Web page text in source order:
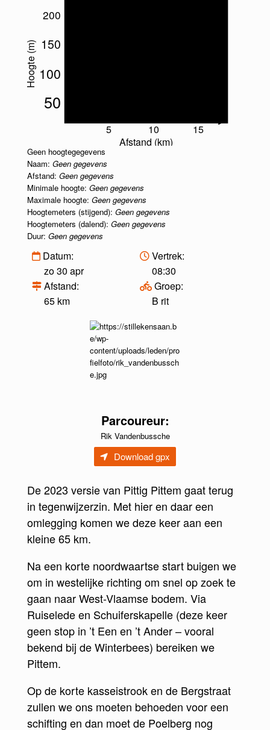
50
100
150
200
5 10
15
Afstand (km)
Hoogte (m)
Geen hoogtegegevens
Naam: Geen gegevens
Afstand: Geen gegevens
Minimale hoogte: Geen gegevens
Maximale hoogte: Geen gegevens
Hoogtemeters (stijgend): Geen gegevens
Hoogtemeters (dalend): Geen gegevens
Duur: Geen gegevens
Datum:
zo 30 apr
Vertrek:
08:30
Afstand:
65 km
Groep:
B rit
Parcoureur:
Rik Vandenbussche
Download gpx
De 2023 versie van Pittig Pittem gaat terug
in tegenwijzerzin. Met hier en daar een
omlegging komen we deze keer aan een
kleine 65 km.
Na een korte noordwaartse start buigen we
om in westelijke richting om snel op zoek te
gaan naar West-Vlaamse bodem. Via
Ruiselede en Schuiferskapelle (deze keer
geen stop in ’t Een en ’t Ander – vooral
bekend bij de Winterbees) bereiken we
Pittem.
Op de korte kasseistrook en de Bergstraat
zullen we ons moeten behoeden voor een
schifting en dan moet de Poelberg nog